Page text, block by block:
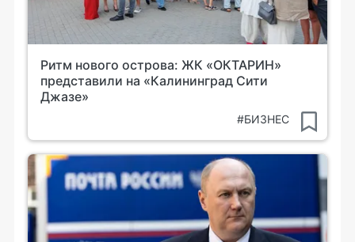
Ритм нового острова: ЖК «ОКТАРИН»
представили на «Калининград Сити
Джазе»
#БИЗНЕС